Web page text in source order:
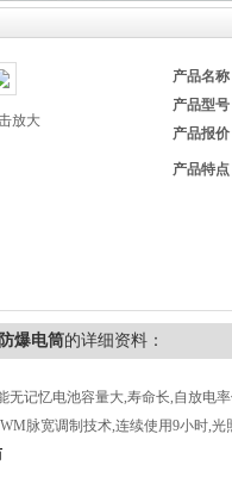
放大
产品名称
产品型号
产品报价
产品特点
爆电筒的详细资料：
无记忆电池容量大,寿命长,自放电
脉宽调制技术,连续使用9小时,光